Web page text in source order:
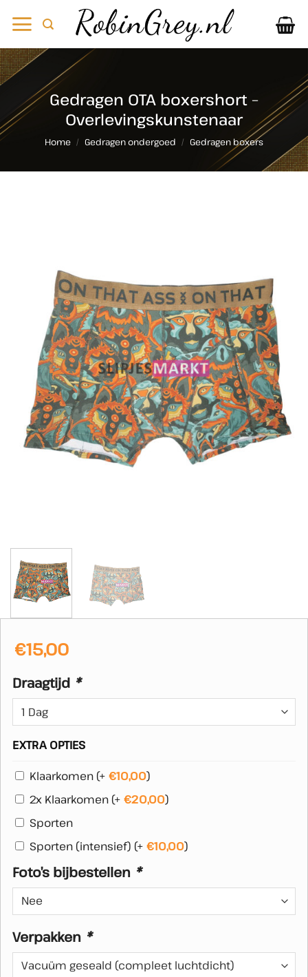
naar
Gedragen OTA boxershort –
Overlevingskunstenaar
Home / Gedragen ondergoed / Gedragen boxers
€15,00
Draagtijd *
EXTRA OPTIES
Klaarkomen (+ €10,00)
2x Klaarkomen (+ €20,00)
Sporten
Sporten (intensief) (+ €10,00)
Foto’s bijbestellen *
Verpakken *